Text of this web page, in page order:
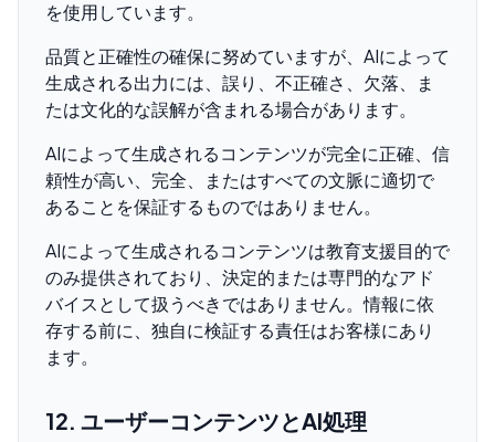
を使用しています。
品質と正確性の確保に努めていますが、AIによって
生成される出力には、誤り、不正確さ、欠落、ま
たは文化的な誤解が含まれる場合があります。
AIによって生成されるコンテンツが完全に正確、信
頼性が高い、完全、またはすべての文脈に適切で
あることを保証するものではありません。
AIによって生成されるコンテンツは教育支援目的で
のみ提供されており、決定的または専門的なアド
バイスとして扱うべきではありません。情報に依
存する前に、独自に検証する責任はお客様にあり
ます。
12. ユーザーコンテンツとAI処理